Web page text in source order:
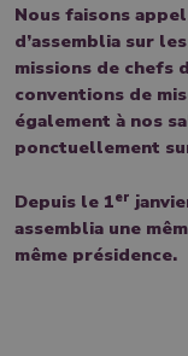
Nous faisons
d’assemblia sur
missions de chefs
conventions de
également à nos
ponctuellement
Depuis le 1er
assemblia une
même présidence.